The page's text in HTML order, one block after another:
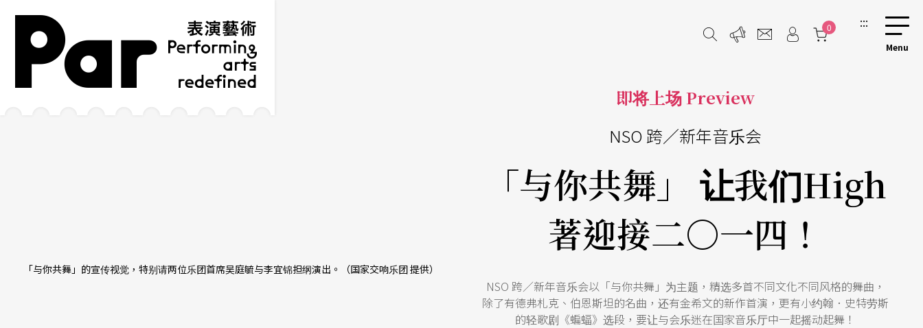
跳到主要内容区块
网站导览
0 :::
「与你共舞」的宣传视觉，特别请两位乐团首席吴庭毓与李宜锦担纲演出。（国家交响乐团 提供）
即将上场 Preview
NSO 跨／新年音乐会
「与你共舞」 让我们High
著迎接二○一四！
NSO 跨／新年音乐会以「与你共舞」为主题，精选多首不同文化不同风格的舞曲，
除了有德弗札克、伯恩斯坦的名曲，还有金希文的新作首演，更有小约翰．史特劳斯
的轻歌剧《蝙蝠》选段，要让与会乐迷在国家音乐厅中一起摇动起舞！